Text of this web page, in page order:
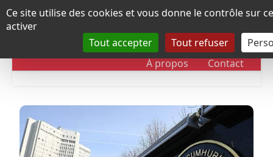
Panneau de gestion des cookies
Ce site utilise des cookies et vous donne le contrôle sur
activer
Tout accepter
Tout refuser
DOSSIERS CHRONOLOGIE
À propos Contact